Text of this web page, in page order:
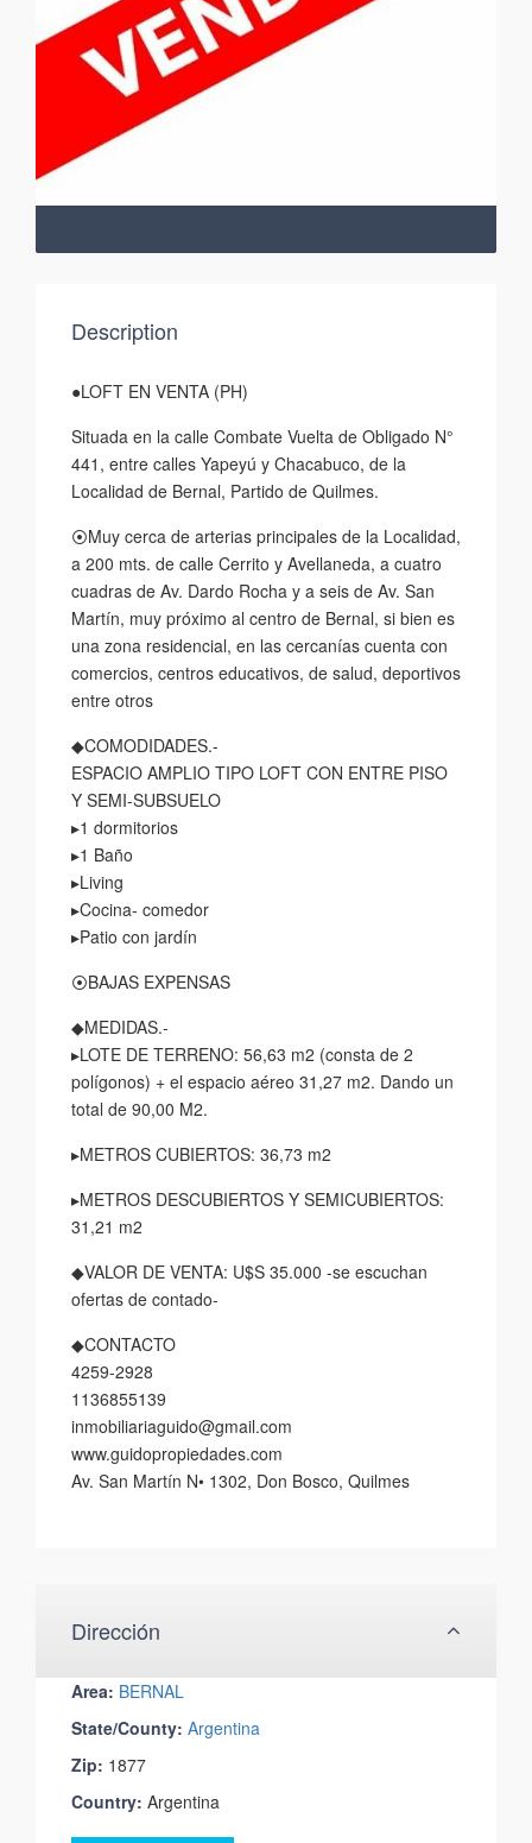
Description
●LOFT EN VENTA (PH)
Situada en la calle Combate Vuelta de Obligado N°
441, entre calles Yapeyú y Chacabuco, de la
Localidad de Bernal, Partido de Quilmes.
⦿Muy cerca de arterias principales de la Localidad,
a 200 mts. de calle Cerrito y Avellaneda, a cuatro
cuadras de Av. Dardo Rocha y a seis de Av. San
Martín, muy próximo al centro de Bernal, si bien es
una zona residencial, en las cercanías cuenta con
comercios, centros educativos, de salud, deportivos
entre otros
◆COMODIDADES.-
ESPACIO AMPLIO TIPO LOFT CON ENTRE PISO
Y SEMI-SUBSUELO
▸1 dormitorios
▸1 Baño
▸Living
▸Cocina- comedor
▸Patio con jardín
⦿BAJAS EXPENSAS
◆MEDIDAS.-
▸LOTE DE TERRENO: 56,63 m2 (consta de 2
polígonos) + el espacio aéreo 31,27 m2. Dando un
total de 90,00 M2.
▸METROS CUBIERTOS: 36,73 m2
▸METROS DESCUBIERTOS Y SEMICUBIERTOS:
31,21 m2
◆VALOR DE VENTA: U$S 35.000 -se escuchan
ofertas de contado-
◆CONTACTO
4259-2928
1136855139
inmobiliariaguido@gmail.com
www.guidopropiedades.com
Av. San Martín N• 1302, Don Bosco, Quilmes
Dirección
Area: BERNAL
State/County: Argentina
Zip: 1877
Country: Argentina